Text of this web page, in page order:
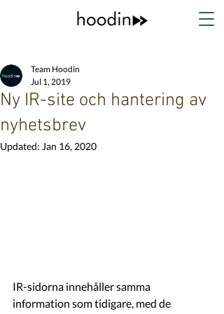
Ny IR-site och hantering av
nyhetsbrev
Team Hoodin
Jul 1, 2019
Updated: Jan 16, 2020
IR-sidorna innehåller samma
information som tidigare, med de